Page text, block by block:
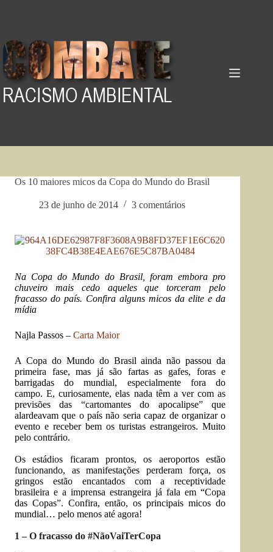
Os 10 maiores micos da Copa do Mundo do Brasil
23 de junho de 2014 3 comentários
Na Copa do Mundo do Brasil, foram embora pro
chuveiro mais cedo aqueles que torceram pelo
fracasso do país. Confira alguns micos da elite e da
mídia
Najla Passos – Carta Maior
A Copa do Mundo do Brasil ainda não passou da
primeira fase, mas já são fartas as gafes, foras e
barrigadas do mundial, especialmente fora do
campo.E, curiosamente, elas nada têm a ver com as
previsões das “cartomantes do apocalipse” que
alardeavam que o país não seria capaz de organizar o
evento e receber bem os turistas estrangeiros. Muito
pelo contrário.
Os estádios ficaram prontos, os aeroportos estão
funcionando, as manifestações perderam força, os
gringos estão encantados com a receptividade
brasileira e a imprensa estrangeira já fala em “Copa
das Copas”.Confira, então, os principais micos do
mundial… pelo menos até agora!
1 – O fracasso do #NãoVaiTerCopa